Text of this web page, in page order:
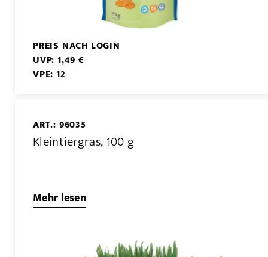
PREIS NACH LOGIN
UVP: 1,49 €
VPE: 12
ART.: 96035
Kleintiergras, 100 g
Mehr lesen